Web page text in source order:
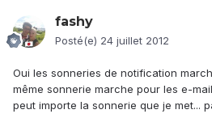
fashy
Posté(e) 24 juillet 2012
Oui les sonneries de notification
même sonnerie marche pour les e-
peut importe la sonnerie que je met...